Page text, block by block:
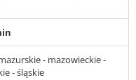
- mazowieckie -
- śląskie